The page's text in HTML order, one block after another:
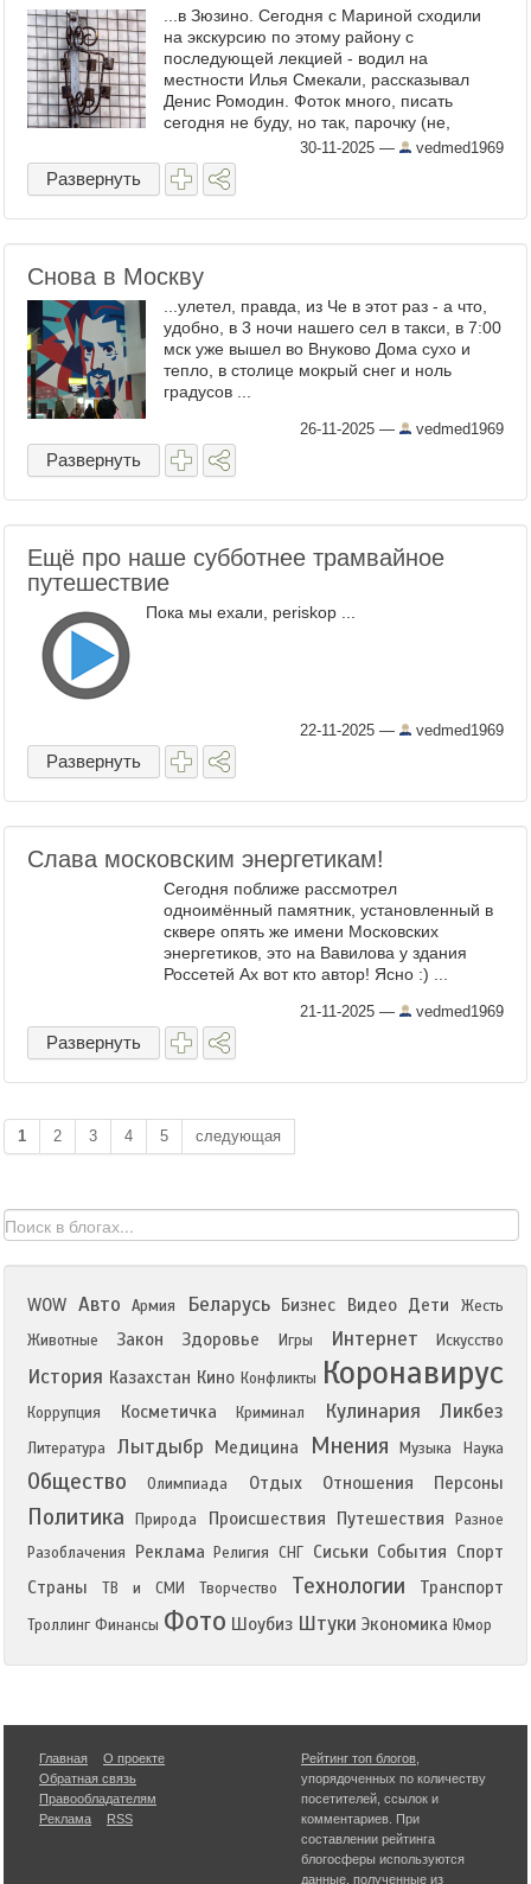
...в Зюзино. Сегодня с Мариной сходили
на экскурсию по этому району с
последующей лекцией - водил на
местности Илья Смекали, рассказывал
Денис Ромодин. Фоток много, писать
сегодня не буду, но так, парочку (не,
троечку) выложу. Аутентичный
флагодержатель Исконно зюзинская урна
...
30-11-2025 — vedmed1969
Развернуть
Снова в Москву
...улетел, правда, из Че в этот раз - а что,
удобно, в 3 ночи нашего сел в такси, в 7:00
мск уже вышел во Внуково Дома сухо и
тепло, в столице мокрый снег и ноль
градусов ...
26-11-2025 — vedmed1969
Развернуть
Ещё про наше субботнее трамвайное
путешествие
Пока мы ехали, periskop ...
22-11-2025 — vedmed1969
Развернуть
Слава московским энергетикам!
Сегодня поближе рассмотрел
одноимённый памятник, установленный в
сквере опять же имени Московских
энергетиков, это на Вавилова у здания
Россетей Ах вот кто автор! Ясно :) ...
21-11-2025 — vedmed1969
Развернуть
1 2 3 4 5 следующая
WOW Авто Армия Беларусь Бизнес Видео Дети
Жесть
Животные
Закон Здоровье Игры Интернет Искусство
История Казахстан Кино Конфликты Коронавирус
Коррупция Косметичка Криминал Кулинария Ликбез
Литература Лытдыбр Медицина Мнения Музыка Наука
Общество Олимпиада Отдых Отношения Персоны
Политика Природа Происшествия Путешествия
Разное
Разоблачения
Реклама Религия СНГ Сиськи События Спорт
Страны
ТВ и СМИ Творчество Технологии Транспорт
Троллинг Финансы Фото Шоубиз Штуки Экономика Юмор
Главная
О проекте
Обратная связь
Правообладателям
Реклама
RSS
Рейтинг топ блогов
упорядоченных по количеству
посетителей, ссылок и
комментариев. При
составлении рейтинга
блогосферы используются
данные, полученные из